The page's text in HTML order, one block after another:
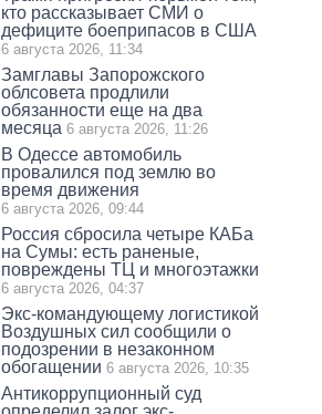
кто рассказывает СМИ о
дефиците боеприпасов в США
6 августа 2026, 11:34
Замглавы Запорожского
облсовета продлили
обязанности еще на два
месяца 6 августа 2026, 11:26
В Одессе автомобиль
провалился под землю во
время движения
6 августа 2026, 09:44
Россия сбросила четыре КАБа
на Сумы: есть раненые,
повреждены ТЦ и многоэтажки
6 августа 2026, 04:37
Экс-командующему логистикой
Воздушных сил сообщили о
подозрении в незаконном
обогащении 6 августа 2026, 10:35
Антикоррупционный суд